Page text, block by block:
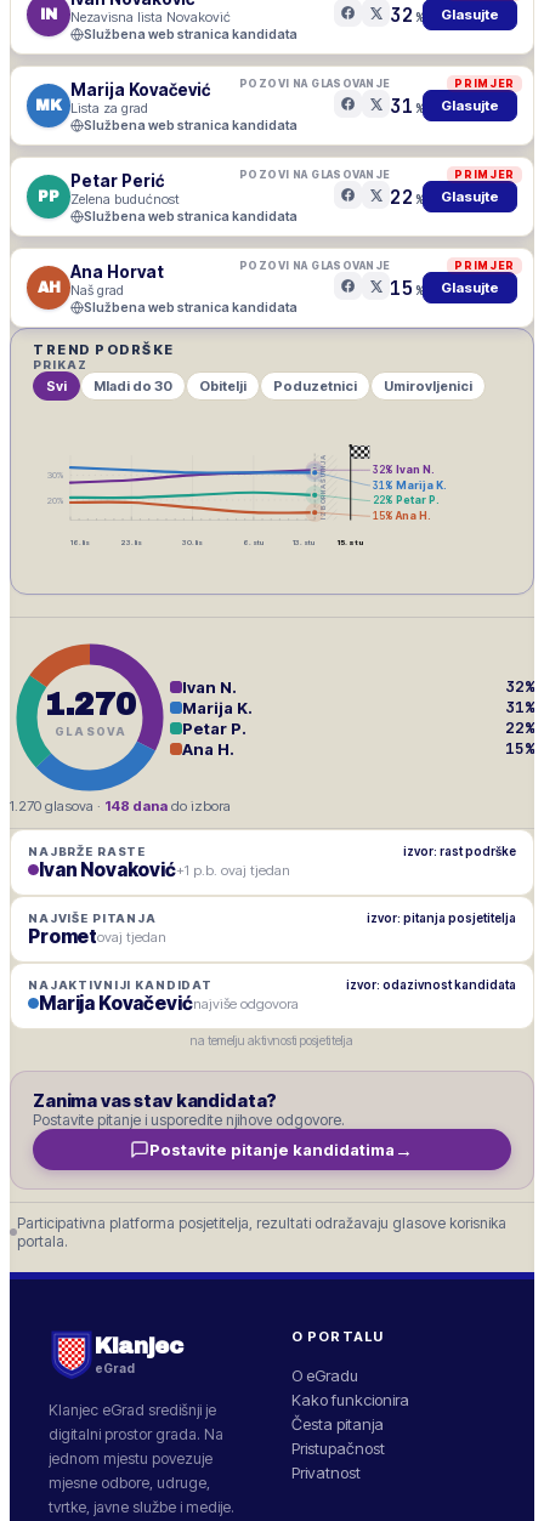
IN Nezavisna lista Novaković
Službena web stranica kandidata
32 % Glasujte
PRIMJER
MK
Marija Kovačević
Lista za grad
POZOVI NA GLASOVANJE
Službena web stranica kandidata
31 % Glasujte
PRIMJER
PP
Petar Perić
Zelena budućnost
POZOVI NA GLASOVANJE
Službena web stranica kandidata
22 % Glasujte
PRIMJER
AH
Ana Horvat
Naš grad
POZOVI NA GLASOVANJE
Službena web stranica kandidata
15 % Glasujte
TREND PODRŠKE
PRIKAZ
Svi Mladi do 30 Obitelji Poduzetnici Umirovljenici
IZBORNA ŠUTNJA
20%
30% 32% Ivan N.
31% Marija K.
22% Petar P.
15% Ana H.
16. lis 23. lis 30. lis 6. stu 13. stu 15. stu
1.270
GLASOVA
Ivan N. 32%
Marija K. 31%
Petar P. 22%
Ana H. 15%
1.270 glasova · 148 dana do izbora
NAJBRŽE RASTE izvor: rast podrške
Ivan Novaković+1 p.b. ovaj tjedan
NAJVIŠE PITANJA izvor: pitanja posjetitelja
Prometovaj tjedan
NAJAKTIVNIJI KANDIDAT izvor: odazivnost kandidata
Marija Kovačevićnajviše odgovora
na temelju aktivnosti posjetitelja
Zanima vas stav kandidata?
Postavite pitanje i usporedite njihove odgovore.
Postavite pitanje kandidatima →
Participativna platforma posjetitelja, rezultati odražavaju glasove korisnika
portala.
Klanjec
eGrad
Klanjec eGrad središnji je
digitalni prostor grada. Na
jednom mjestu povezuje
mjesne odbore, udruge,
tvrtke, javne službe i medije.
O PORTALU
O eGradu
Kako funkcionira
Česta pitanja
Pristupačnost
Privatnost